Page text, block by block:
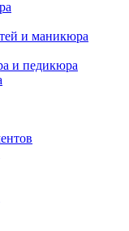
и маникюра
и педикюра